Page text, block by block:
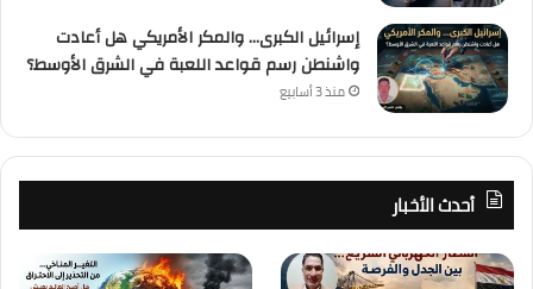
إسرائيل الكبرى… والمكر الأمريكي هل أعادت
واشنطن رسم قواعد اللعبة في الشرق الأوسط؟
منذ 3 أسابيع
أحدث الأخبار